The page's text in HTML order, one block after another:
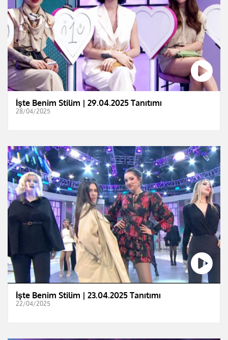
İşte Benim Stilim | 29.04.2025 Tanıtımı
28/04/2025
İşte Benim Stilim | 23.04.2025 Tanıtımı
22/04/2025